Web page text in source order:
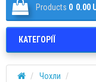
Products 0 0.00
КАТЕГОРІЇ
Чохли